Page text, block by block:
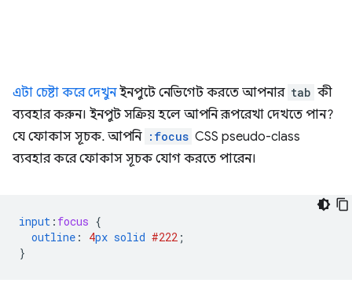
এটা চেষ্টা করে দেখুনইনপুটে নেভিগেট করতে আপনার tab কী
ব্যবহার করুন। ইনপুট সক্রিয় হলে আপনি রূপরেখা দেখতে পান?
যে ফোকাস সূচক. আপনি :focus CSS pseudo-class
ব্যবহার করে ফোকাস সূচক যোগ করতে পারেন।
input : focus {
outline : 4px solid #222 ;
}